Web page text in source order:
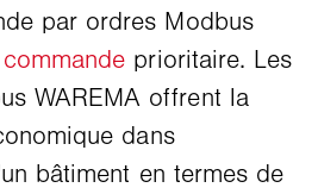
par ordres Modbus
commande prioritaire. Les
WAREMA offrent la
dans
bâtiment en termes de